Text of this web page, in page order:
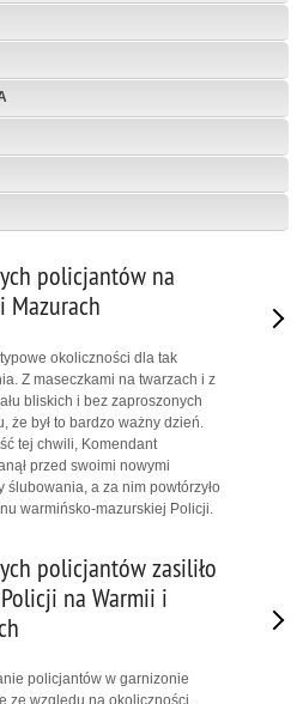
policjantów na
Mazurach
okoliczności dla tak
Z maseczkami na twarzach i z
bliskich i bez zaproszonych
że był to bardzo ważny dzień.
tej chwili, Komendant
przed swoimi nowymi
ślubowania, a za nim powtórzyło
warmińsko-mazurskiej Policji.
policjantów zasiliło
na Warmii i
policjantów w garnizonie